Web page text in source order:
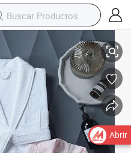
bata de algodón puro,
Abrir